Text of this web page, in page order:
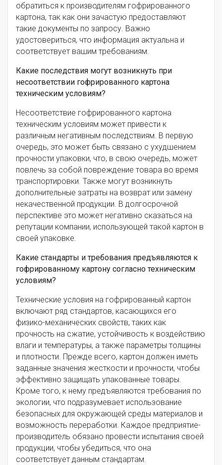
обратиться к производителям гофрированного
картона, так как они зачастую предоставляют
такие документы по запросу. Важно
удостовериться, что информация актуальна и
соответствует вашим требованиям.
Какие последствия могут возникнуть при
несоответствии гофрированного картона
техническим условиям?
Несоответствие гофрированного картона
техническим условиям может привести к
различным негативным последствиям. В первую
очередь, это может быть связано с ухудшением
прочности упаковки, что, в свою очередь, может
повлечь за собой повреждение товара во время
транспортировки. Также могут возникнуть
дополнительные затраты на возврат или замену
некачественной продукции. В долгосрочной
перспективе это может негативно сказаться на
репутации компании, использующей такой картон в
своей упаковке.
Какие стандарты и требования предъявляются к
гофрированному картону согласно техническим
условиям?
Технические условия на гофрированный картон
включают ряд стандартов, касающихся его
физико-механических свойств, таких как
прочность на сжатие, устойчивость к воздействию
влаги и температуры, а также параметры толщины
и плотности. Прежде всего, картон должен иметь
заданные значения жесткости и прочности, чтобы
эффективно защищать упакованные товары.
Кроме того, к нему предъявляются требования по
экологии, что подразумевает использование
безопасных для окружающей среды материалов и
возможность переработки. Каждое предприятие-
производитель обязано провести испытания своей
продукции, чтобы убедиться, что она
соответствует данным стандартам.